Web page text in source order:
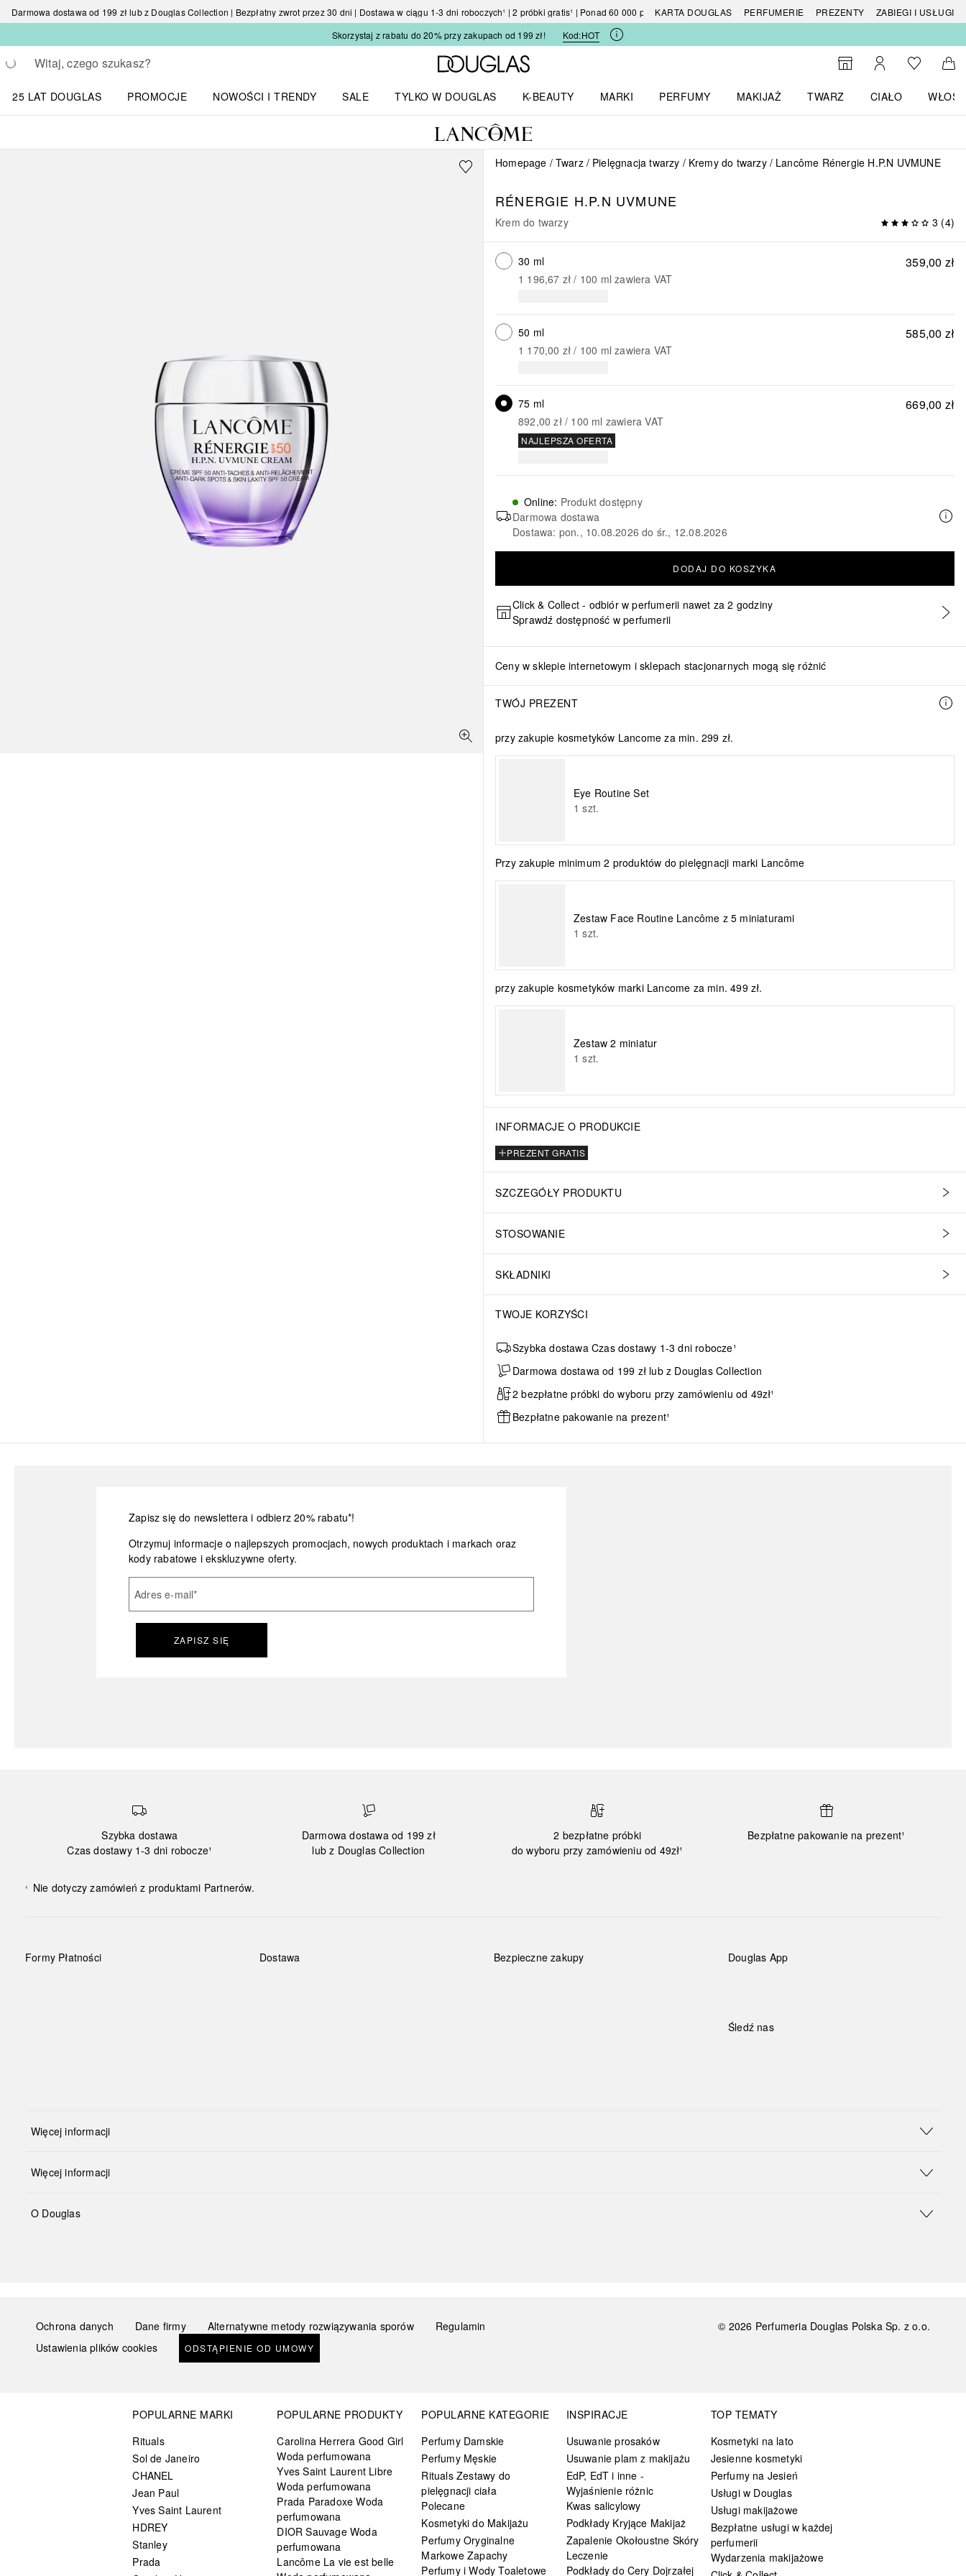
Darmowa dostawa od 199 zł lub z Douglas Collection | Bezpłatny zwrot przez 30 dni | Dostawa w ciągu 1-3 dni roboczych¹ | 2 próbki gratis¹ | Ponad 60 000 produktówKARTA DOUGLAS PERFUMERIE PREZENTY
ZABIEGI I USŁUGI
Skorzystaj z rabatu do 20% przy zakupach od 199 zł!
Kod:HOT
Wracać
Wykonaj wyszukiwanie
Strona główna Douglas
Do wyszukiwarki
Moje kontoDo listyDo
25 LAT DOUGLAS
PROMOCJE
NOWOŚCI I TRENDY
SALE
TYLKO W DOUGLAS
K-BEAUTY
MARKI
PERFUMY
MAKIJAŻ
TWARZ
CIAŁO
WŁOSY
Homepage Twarz Pielęgnacja twarzy Kremy do twarzy Lancôme Rénergie H.P.N UVMUNE
RÉNERGIE H.P.N UVMUNE
Krem do twarzy 3 (4)
359,00 zł
30 ml
1 196,67 zł / 100 ml zawiera VAT
585,00 zł
50 ml
1 170,00 zł / 100 ml zawiera VAT
669,00 zł
75 ml
892,00 zł / 100 ml zawiera VAT
NAJLEPSZA OFERTA
Online: Produkt dostępny
Darmowa dostawa
Dostawa: pon., 10.08.2026 do śr., 12.08.2026
DODAJ DO KOSZYKA
Click & Collect - odbiór w perfumerii nawet za 2 godziny
Sprawdź dostępność w perfumerii
Ceny w sklepie internetowym i sklepach stacjonarnych mogą się różnić
TWÓJ PREZENT
przy zakupie kosmetyków Lancome za min. 299 zł.
Eye Routine Set
1 szt.
Przy zakupie minimum 2 produktów do pielęgnacji marki Lancôme
Zestaw Face Routine Lancôme z 5 miniaturami
1 szt.
przy zakupie kosmetyków marki Lancome za min. 499 zł.
Zestaw 2 miniatur
1 szt.
INFORMACJE O PRODUKCIE
PREZENT GRATIS
SZCZEGÓŁY PRODUKTU
STOSOWANIE
SKŁADNIKI
TWOJE KORZYŚCI
Szybka dostawa Czas dostawy 1-3 dni robocze¹
Darmowa dostawa od 199 zł lub z Douglas Collection
2 bezpłatne próbki do wyboru przy zamówieniu od 49zł¹
Bezpłatne pakowanie na prezent¹
Zapisz się do newslettera i odbierz 20% rabatu*!
Otrzymuj informacje o najlepszych promocjach, nowych produktach i markach oraz
kody rabatowe i ekskluzywne oferty.
Adres e-mail*
ZAPISZ SIĘ
Szybka dostawa
Czas dostawy 1-3 dni robocze¹
Darmowa dostawa od 199 zł
lub z Douglas Collection
2 bezpłatne próbki
do wyboru przy zamówieniu od 49zł¹
Bezpłatne pakowanie na prezent¹
¹ Nie dotyczy zamówień z produktami Partnerów.
Formy Płatności Dostawa Bezpieczne zakupy Douglas App
Śledź nas
Więcej informacji
Więcej informacji
O Douglas
Ochrona danych Dane firmy Alternatywne metody rozwiązywania sporów
Regulamin
Ustawienia plików cookies
ODSTĄPIENIE OD UMOWY
© 2026 Perfumeria Douglas Polska Sp. z o.o.
POPULARNE MARKI
Rituals
Sol de Janeiro
CHANEL
Jean Paul
Yves Saint Laurent
HDREY
Stanley
Prada
POPULARNE PRODUKTY
Carolina Herrera Good Girl
Woda perfumowana
Yves Saint Laurent Libre
Woda perfumowana
Prada Paradoxe Woda
perfumowana
DIOR Sauvage Woda
perfumowana
Lancôme La vie est belle
POPULARNE KATEGORIE
Perfumy Damskie
Perfumy Męskie
Rituals Zestawy do
pielęgnacji ciała
Polecane
Kosmetyki do Makijażu
Perfumy Oryginalne
Markowe Zapachy
Perfumy i Wody Toaletowe
INSPIRACJE
Usuwanie prosaków
Usuwanie plam z makijażu
EdP, EdT i inne -
Wyjaśnienie różnic
Kwas salicylowy
Podkłady Kryjące Makijaż
Zapalenie Okołoustne Skóry
Leczenie
Podkłady do Cery Dojrzałej
TOP TEMATY
Kosmetyki na lato
Jesienne kosmetyki
Perfumy na Jesień
Usługi w Douglas
Usługi makijażowe
Bezpłatne usługi w każdej
perfumerii
Wydarzenia makijażowe